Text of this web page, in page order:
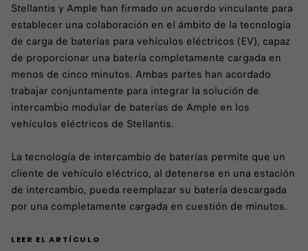
Stellantis y Ample han firmado un acuerdo vinculante para
establecer una colaboración en el ámbito de la tecnología
de carga de baterías para vehículos eléctricos (EV), capaz
de proporcionar una batería completamente cargada en
menos de cinco minutos. Ambas partes han acordado
trabajar conjuntamente para integrar la solución de
intercambio modular de baterías de Ample en los
vehículos eléctricos de Stellantis.
La tecnología de intercambio de baterías permite que un
cliente de vehículo eléctrico, al detenerse en una estación
de intercambio, pueda reemplazar su batería descargada
por una completamente cargada en cuestión de minutos.
LEER EL ARTÍCULO